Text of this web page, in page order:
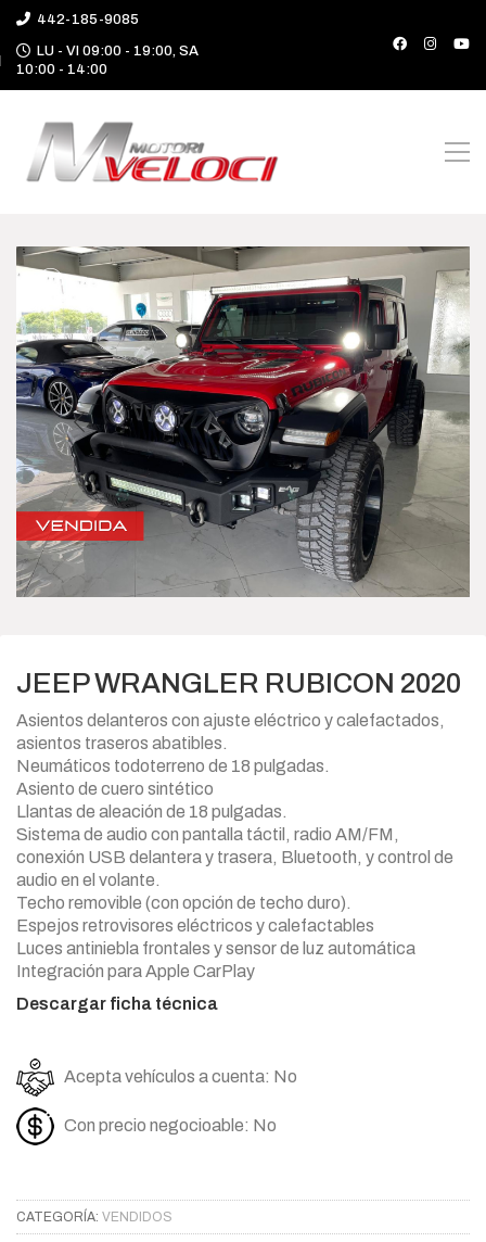
442-185-9085
LU - VI 09:00 - 19:00, SA
10:00 - 14:00
JEEP WRANGLER RUBICON 2020
Asientos delanteros con ajuste eléctrico y calefactados,
asientos traseros abatibles.
Neumáticos todoterreno de 18 pulgadas.
Asiento de cuero sintético
Llantas de aleación de 18 pulgadas.
Sistema de audio con pantalla táctil, radio AM/FM,
conexión USB delantera y trasera, Bluetooth, y control de
audio en el volante.
Techo removible (con opción de techo duro).
Espejos retrovisores eléctricos y calefactables
Luces antiniebla frontales y sensor de luz automática
Integración para Apple CarPlay
Descargar ficha técnica
Acepta vehículos a cuenta: No
Con precio negocioable: No
CATEGORÍA: VENDIDOS